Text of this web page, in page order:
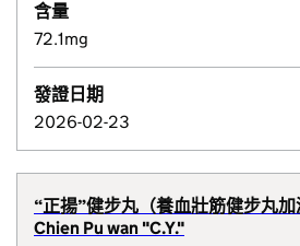
含量
72.1mg
發證日期
2026-02-23
“正揚”健步丸（養血壯筋健步丸加
Chien Pu wan "C.Y."